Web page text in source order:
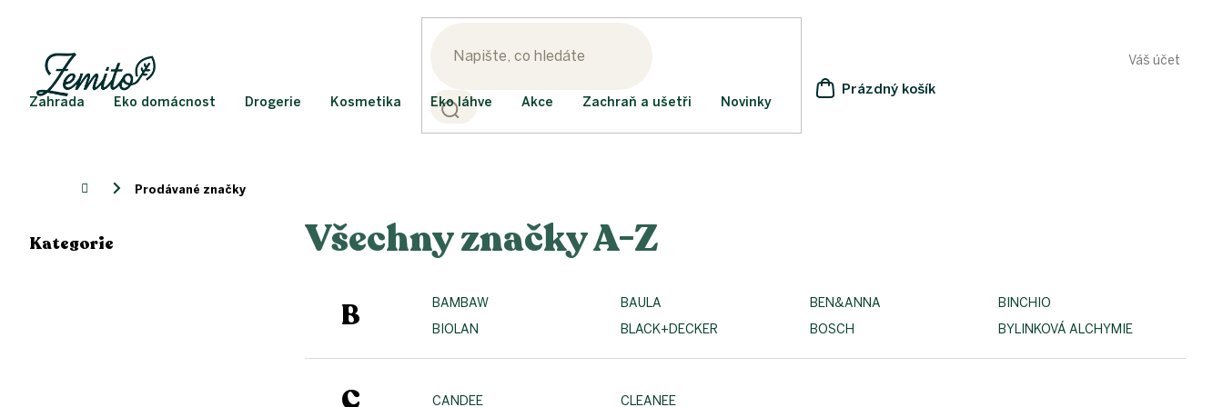
Váš účet
NÁKUPNÍ
Prázdný košík
Zahrada Eko domácnost Drogerie Kosmetika Eko láhve Akce Zachraň a ušetři Novinky
Domů Prodávané značky
Přeskočit
Kategorie Všechny značky A-Z
B BAMBAW BAULA BEN&ANNA
BINCHIO
BIOLAN
BLACK+DECKER BOSCH BYLINKOVÁ ALCHYMIE
CANDEE CLEANEE